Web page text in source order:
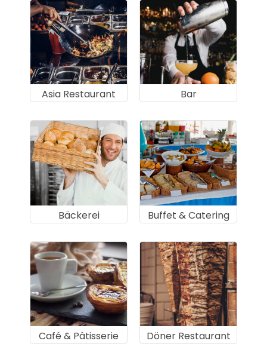
Asia Restaurant Bar
Bäckerei Buffet & Catering
Café & Pâtisserie Döner Restaurant